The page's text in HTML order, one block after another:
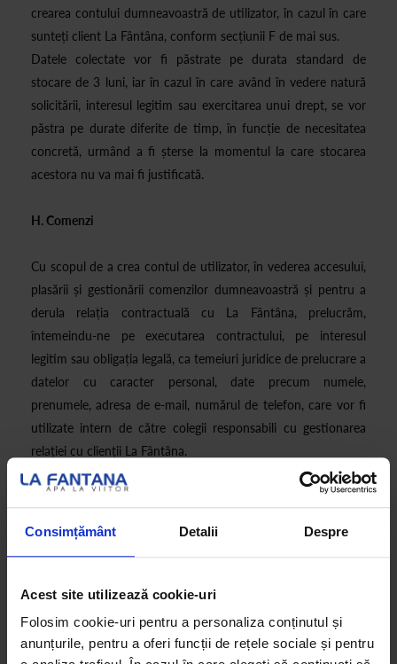
Consimțământ Detalii Despre
Acest site utilizează cookie-uri
Folosim cookie-uri pentru a personaliza conținutul și
anunțurile, pentru a oferi funcții de rețele sociale și pentru
crearea contului dumneavoastră de utilizator, în cazul în care
sunteți client La Fântâna, conform secțiunii F de mai sus.
Datele colectate vor fi păstrate pe durata standard de
stocare de 3 luni, iar în cazul în care având în vedere natură
solicitării, interesul legitim sau exercitarea unui drept, se vor
păstra pe durate diferite de timp, în funcție de necesitatea
concretă, urmând a fi șterse la momentul la care stocarea
acestora nu va mai fi justificată.
H. Comenzi
Cu scopul de a crea contul de utilizator, în vederea accesului,
plasării și gestionării comenzilor dumneavoastră și pentru a
derula relația contractuală cu La Fântâna, prelucrăm,
întemeindu-ne pe executarea contractului, pe interesul
legitim sau obligația legală, ca temeiuri juridice de prelucrare a
datelor cu caracter personal, date precum numele,
prenumele, adresa de e-mail, numărul de telefon, care vor fi
utilizate intern de către colegii responsabili cu gestionarea
relației cu clienții La Fântâna.
Datele colectate vor fi păstrate până la încetarea relației
contractuale și pentru o perioadă suplimentară de 10 ani
de exercitare a drepturilor legale, în cazul în care acest lucru
- cu scopul de a deține acuratețea gestiunii stocurilor privind